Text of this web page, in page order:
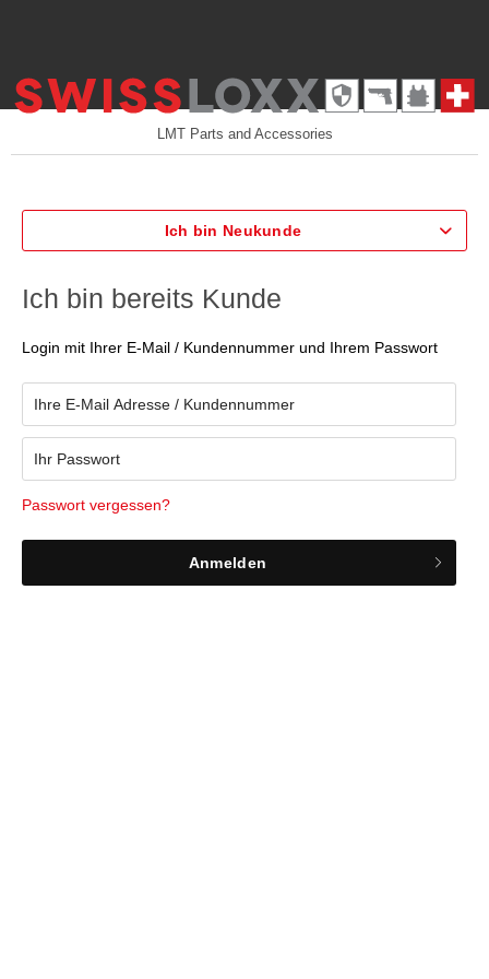
LMT Parts and Accessories
Ich bin Neukunde
Ich bin bereits Kunde
Login mit Ihrer E-Mail / Kundennummer und Ihrem Passwort
Passwort vergessen?
Anmelden